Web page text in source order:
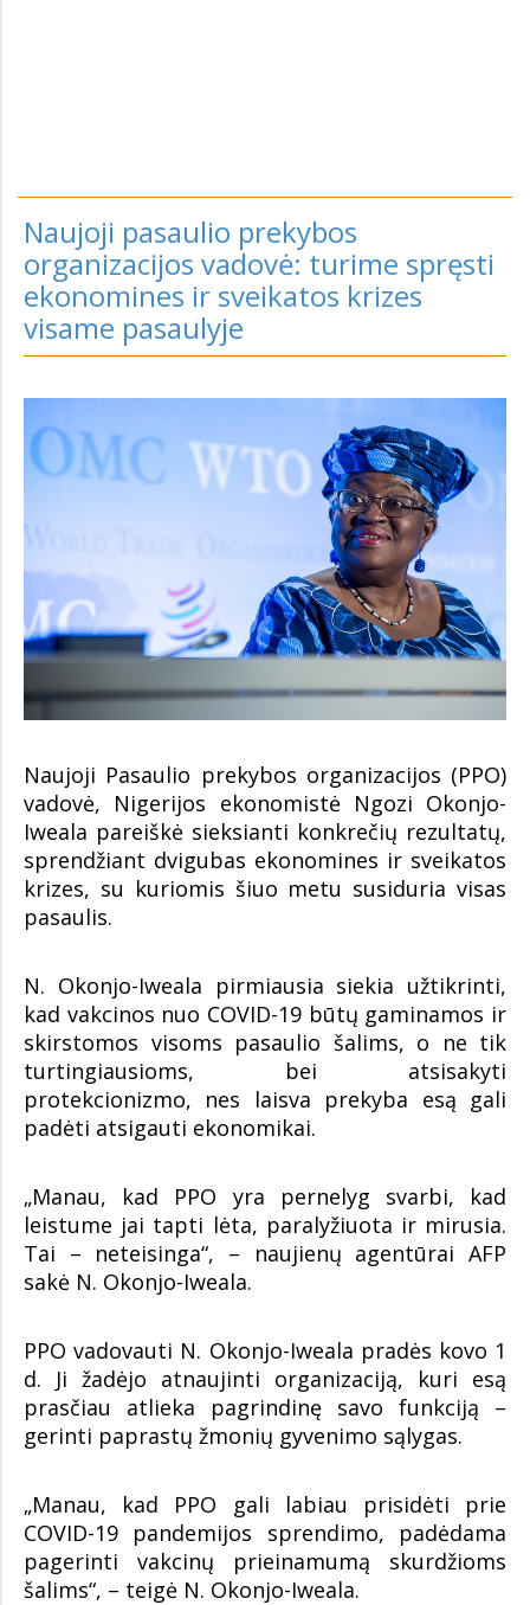
Naujoji pasaulio prekybos
organizacijos vadovė: turime spręsti
ekonomines ir sveikatos krizes
visame pasaulyje
Naujoji Pasaulio prekybos organizacijos (PPO)
vadovė, Nigerijos ekonomistė Ngozi Okonjo-
Iweala pareiškė sieksianti konkrečių rezultatų,
sprendžiant dvigubas ekonomines ir sveikatos
krizes, su kuriomis šiuo metu susiduria visas
pasaulis.
N. Okonjo-Iweala pirmiausia siekia užtikrinti,
kad vakcinos nuo COVID-19 būtų gaminamos ir
skirstomos visoms pasaulio šalims, o ne tik
turtingiausioms, bei atsisakyti
protekcionizmo, nes laisva prekyba esą gali
padėti atsigauti ekonomikai.
„Manau, kad PPO yra pernelyg svarbi, kad
leistume jai tapti lėta, paralyžiuota ir mirusia.
Tai – neteisinga“, – naujienų agentūrai AFP
sakė N. Okonjo-Iweala.
PPO vadovauti N. Okonjo-Iweala pradės kovo 1
d. Ji žadėjo atnaujinti organizaciją, kuri esą
prasčiau atlieka pagrindinę savo funkciją –
gerinti paprastų žmonių gyvenimo sąlygas.
„Manau, kad PPO gali labiau prisidėti prie
COVID-19 pandemijos sprendimo, padėdama
pagerinti vakcinų prieinamumą skurdžioms
šalims“, – teigė N. Okonjo-Iweala.